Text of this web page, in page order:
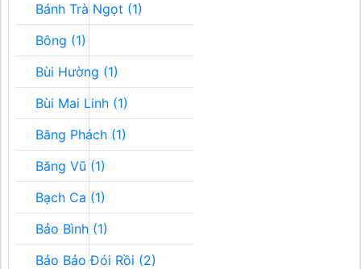
Bánh Trà Ngọt (1)
Bông (1)
Bùi Hường (1)
Bùi Mai Linh (1)
Băng Phách (1)
Băng Vũ (1)
Bạch Ca (1)
Bảo Bình (1)
Bảo Bảo Đói Rồi (2)